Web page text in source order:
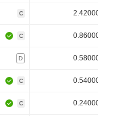
C 2.420000%
C 0.860000%
D 0.580000%
C 0.540000%
C 0.240000%